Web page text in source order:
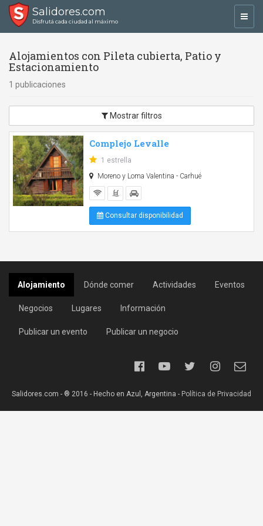
Salidores.com
Disfrutá cada ciudad al máximo
Alojamientos con Pileta cubierta, Patio y
Estacionamiento
1 publicaciones
Mostrar filtros
Complejo Levalle
1 estrella
Moreno y Loma Valentina - Carhué
Consultar disponibilidad
Alojamiento Dónde comer Actividades Eventos
Negocios Lugares Información
Publicar un evento Publicar un negocio
Salidores.com - ® 2016 - Hecho en Azul, Argentina - Política de Privacidad